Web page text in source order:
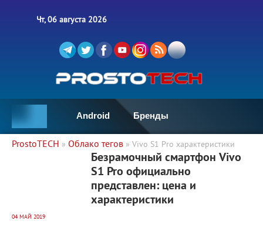
Чт, 06 августа 2026
Android Бренды
ProstoTECH » Облако тегов » Vivo S1 Pro характеристики
7 426 0
Безрамочный смартфон Vivo
S1 Pro официально
представлен: цена и
характеристики
04 МАЙ 2019